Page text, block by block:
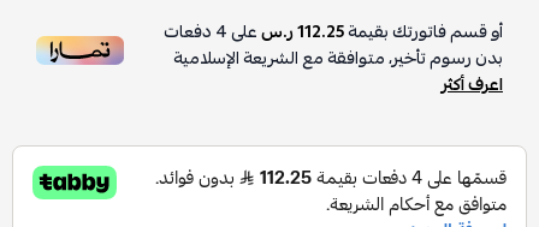
أو قسم فاتورتك بقيمة112.25 ر.س على4دفعات
بدون رسوم تأخير، متوافقة مع الشريعة الإسلامية
اعرف أكثر